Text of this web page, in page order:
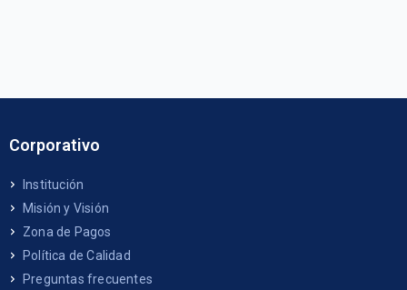
Corporativo
Institución
Misión y Visión
Zona de Pagos
Política de Calidad
Preguntas frecuentes